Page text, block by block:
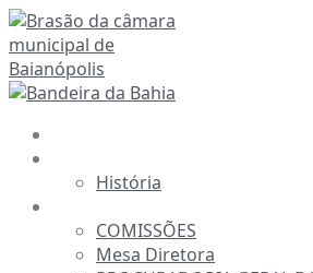
Ir
para
o
conteúdo
História
COMISSÕES
Mesa Diretora